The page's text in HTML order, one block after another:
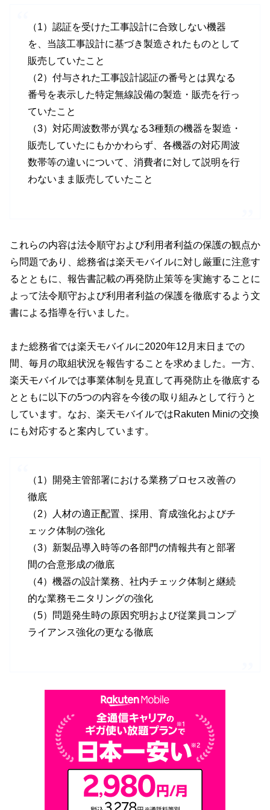
（1）認証を受けた工事設計に合致しない機器
を、当該工事設計に基づき製造されたものとして
販売していたこと
（2）付与された工事設計認証の番号とは異なる
番号を表示した特定無線設備の製造・販売を行っ
ていたこと
（3）対応周波数帯が異なる3種類の機器を製造・
販売していたにもかかわらず、各機器の対応周波
数帯等の違いについて、消費者に対して説明を行
わないまま販売していたこと
これらの内容は法令順守および利用者利益の保護の観点か
ら問題であり、総務省は楽天モバイルに対し厳重に注意す
るとともに、報告書記載の再発防止策等を実施することに
よって法令順守および利用者利益の保護を徹底するよう文
書による指導を行いました。
また総務省では楽天モバイルに2020年12月末日までの
間、毎月の取組状況を報告することを求めました。一方、
楽天モバイルでは事業体制を見直して再発防止を徹底する
とともに以下の5つの内容を今後の取り組みとして行うと
しています。なお、楽天モバイルではRakuten Miniの交換
にも対応すると案内しています。
（1）開発主管部署における業務プロセス改善の
徹底
（2）人材の適正配置、採用、育成強化およびチ
ェック体制の強化
（3）新製品導入時等の各部門の情報共有と部署
間の合意形成の徹底
（4）機器の設計業務、社内チェック体制と継続
的な業務モニタリングの強化
（5）問題発生時の原因究明および従業員コンプ
ライアンス強化の更なる徹底